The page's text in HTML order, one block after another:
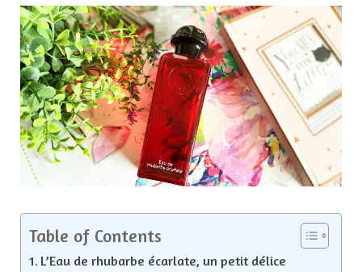
Table of Contents
L’Eau de rhubarbe écarlate, un petit délice